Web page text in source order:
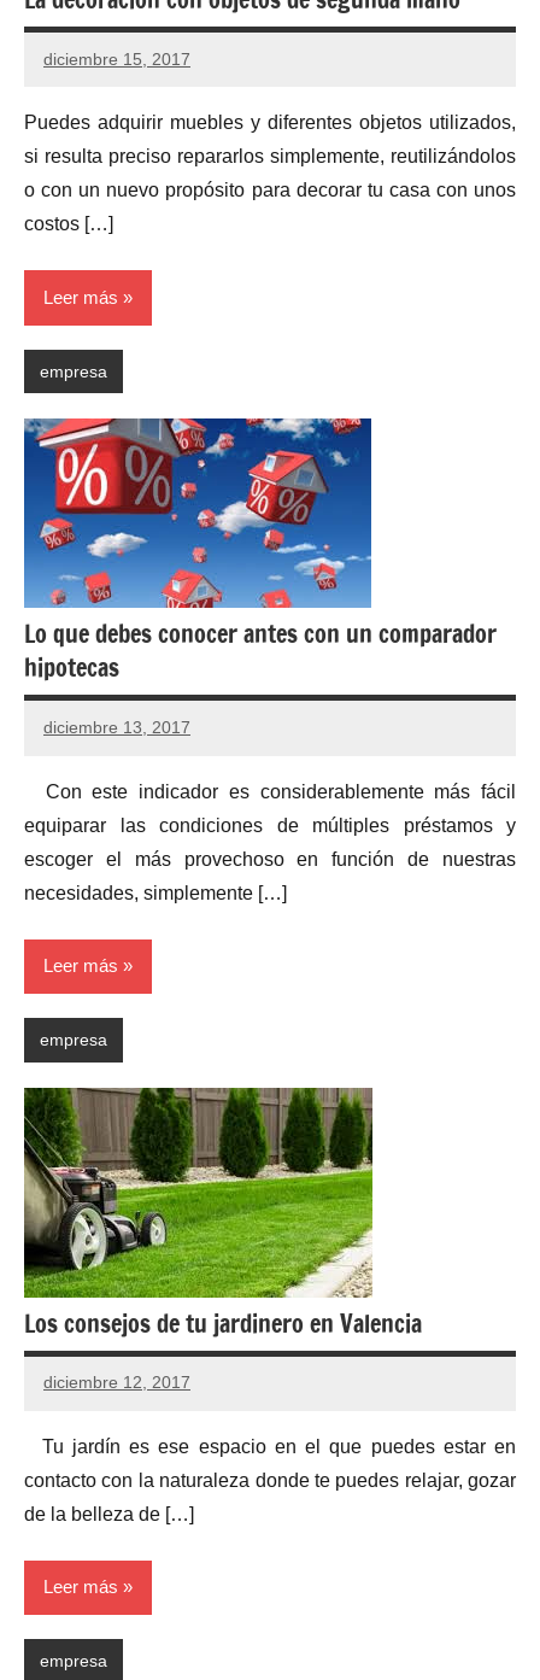
diciembre 15, 2017
Puedes adquirir muebles y diferentes objetos utilizados,
si resulta preciso repararlos simplemente, reutilizándolos
o con un nuevo propósito para decorar tu casa con unos
costos […]
Leer más
empresa
Lo que debes conocer antes con un comparador
hipotecas
diciembre 13, 2017
Con este indicador es considerablemente más fácil
equiparar las condiciones de múltiples préstamos y
escoger el más provechoso en función de nuestras
necesidades, simplemente […]
Leer más
empresa
Los consejos de tu jardinero en Valencia
diciembre 12, 2017
Tu jardín es ese espacio en el que puedes estar en
contacto con la naturaleza donde te puedes relajar, gozar
de la belleza de […]
Leer más
empresa